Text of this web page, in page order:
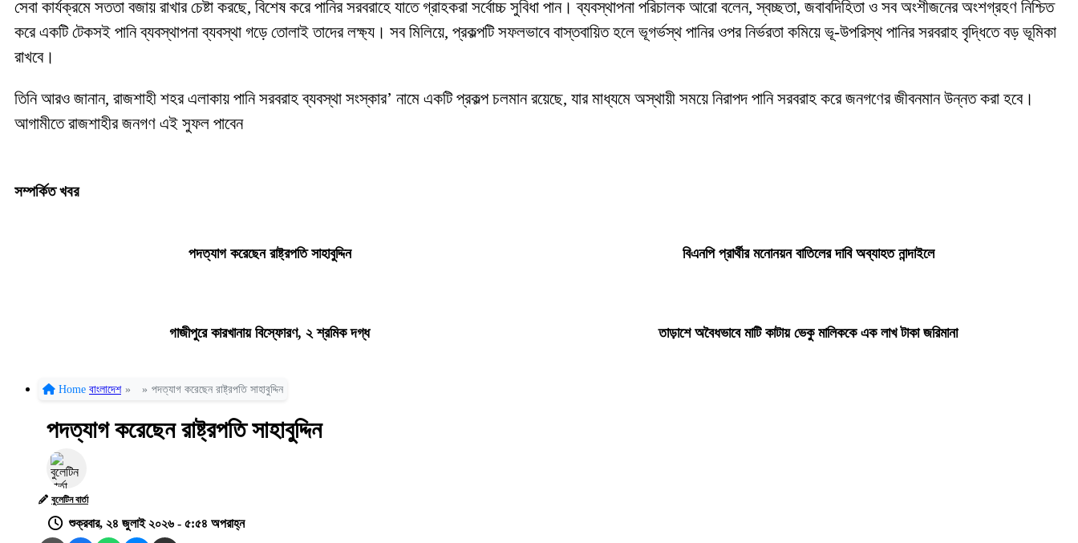
সেবা কার্যক্রমে সততা বজায় রাখার চেষ্টা করছে, বিশেষ করে পানির সরবরাহে যাতে গ্রাহকরা সর্বোচ্চ সুবিধা পান। ব্যবস্থাপনা পরিচালক আরো বলেন, স্বচ্ছতা, জবাবদিহিতা ও সব অংশীজনের অংশগ্রহণ নিশ্চিত
করে একটি টেকসই পানি ব্যবস্থাপনা ব্যবস্থা গড়ে তোলাই তাদের লক্ষ্য। সব মিলিয়ে, প্রকল্পটি সফলভাবে বাস্তবায়িত হলে ভূগর্ভস্থ পানির ওপর নির্ভরতা কমিয়ে ভূ-উপরিস্থ পানির সরবরাহ বৃদ্ধিতে বড় ভূমিকা
রাখবে।
তিনি আরও জানান, রাজশাহী শহর এলাকায় পানি সরবরাহ ব্যবস্থা সংস্কার’ নামে একটি প্রকল্প চলমান রয়েছে, যার মাধ্যমে অস্থায়ী সময়ে নিরাপদ পানি সরবরাহ করে জনগণের জীবনমান উন্নত করা হবে।
আগামীতে রাজশাহীর জনগণ এই সুফল পাবেন
সম্পর্কিত খবর
পদত্যাগ করেছেন রাষ্ট্রপতি সাহাবুদ্দিন বিএনপি প্রার্থীর মনোনয়ন বাতিলের দাবি অব্যাহত নান্দাইলে
গাজীপুরে কারখানায় বিস্ফোরণ, ২ শ্রমিক দগ্ধ তাড়াশে অবৈধভাবে মাটি কাটায় ভেকু মালিককে এক লাখ টাকা জরিমানা
Home বাংলাদেশ » » পদত্যাগ করেছেন রাষ্ট্রপতি সাহাবুদ্দিন
পদত্যাগ করেছেন রাষ্ট্রপতি সাহাবুদ্দিন
বুলেটিন বার্তা
শুক্রবার, ২৪ জুলাই ২০২৬ - ৫:৫৪ অপরাহ্ন